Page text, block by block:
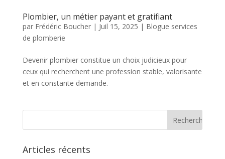
Plombier, un métier payant et gratifiant
par Frédéric Boucher| Juil 15, 2025 | Blogue services
de plomberie
Devenir plombier constitue un choix judicieux pour
ceux qui recherchent une profession stable, valorisante
et en constante demande.
Articles récents